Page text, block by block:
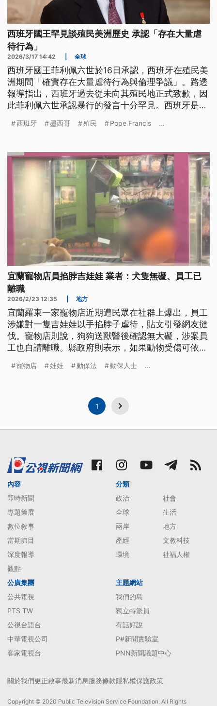
西班牙國王罕見談殖民美洲歷史 承認「存在大量虐
待行為」
2026/3/17 14:42 全球
西班牙國王菲利佩六世於16日承認，西班牙在殖民美
洲期間「確實存在大量虐待行為與倫理爭議」。路透
報導指出，西班牙過去從未向其殖民地正式致歉，因
此菲利佩六世承認暴行的發言十分罕見。西班牙是在
世紀，過去墨西哥便曾要求西國為此事致歉但遭絕，
西班牙 墨西哥 殖民 Pope Francis ...
宜蘭寵物店員掐脖吉娃娃 業者：犬隻無礙、員工已
離職
2026/2/23 12:35 地方
宜蘭羅東一家寵物店近期遭民眾在社群上爆出，員工
涉嫌對一隻吉娃娃以手掐脖子虐待，貼文引發網友撻
伐。寵物店則說，狗狗送獸醫後確認無大礙，涉案員
工也自請離職。縣政府則表示，如果動物受傷可依
況。
寵物店 娃娃 動保法 動保人士 ...
1
內容
即時新聞
專題策展
數位敘事
當期節目
深度報導
觀點
分類
政治
社會
全球
生活
兩岸
地方
產經
文教科技
環境
社福人權
公廣集團
公共電視
PTS TW
公視台語台
中華電視公司
客家電視台
主題網站
我們的島
獨立特派員
有話好說
P#新聞實驗室
PNN新聞議題中心
關於我們更正啟事最新消息服務條款隱私權保護政策
Copyright © 2020 Public Television Service Foundation. All Rights